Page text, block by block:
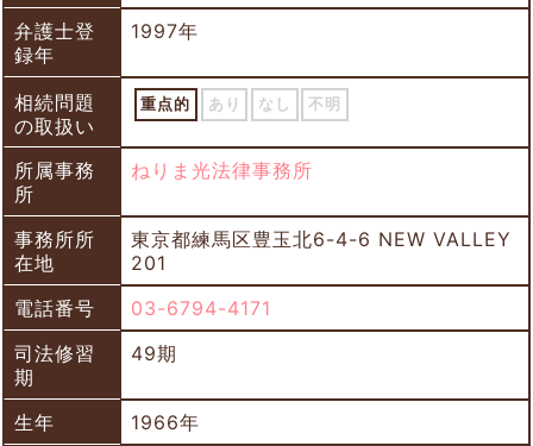
弁護士登
録年
1997年
相続問題
の取扱い
重点的 あり なし 不明
所属事務
所
ねりま光法律事務所
事務所所
在地
東京都練馬区豊玉北6-4-6 NEW VALLEY
201
電話番号
03-6794-4171
司法修習
期
49期
生年
1966年